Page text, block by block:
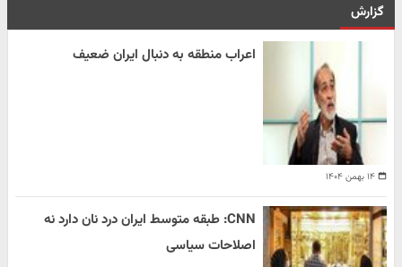
گزارش
۱۴ بهمن ۱۴۰۴
اعراب منطقه به دنبال ایران ضعیف
CNN: طبقه متوسط ایران درد نان دارد نه
اصلاحات سیاسی